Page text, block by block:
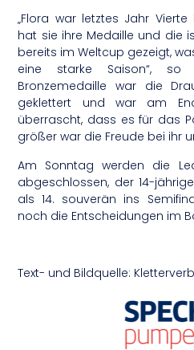
„Flora war letztes Jahr
hat sie ihre Medaille und die
bereits im Weltcup gezeigt,
eine starke Saison“, so
Bronzemedaille war die
geklettert und war am
überrascht, dass es für das
größer war die Freude bei ihr
Am Sonntag werden die
abgeschlossen, der 14-
als 14. souverän ins
noch die Entscheidungen im
Text- und Bildquelle: